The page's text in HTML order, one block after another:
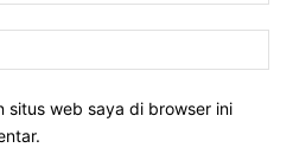
situs web saya di browser ini